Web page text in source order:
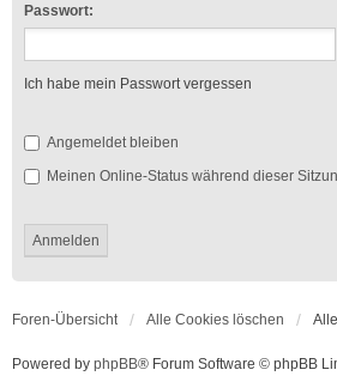
Passwort:
Ich habe mein Passwort vergessen
Angemeldet bleiben
Meinen Online-Status während dieser
Foren-Übersicht Alle Cookies löschen
Powered by phpBB® Forum Software © phpBB